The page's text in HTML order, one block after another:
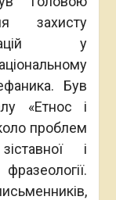
захисту
у
Був
«Етнос і
проблем
і